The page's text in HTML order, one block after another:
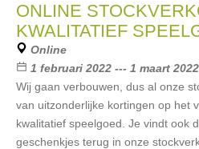
ONLINE
KWALITATIEF
Online
1 februari 2022 --- 1 maart 2022
Wij gaan verbouwen, dus al onze
van uitzonderlijke kortingen op het
kwalitatief speelgoed. Je vindt ook
geschenkjes terug in onze